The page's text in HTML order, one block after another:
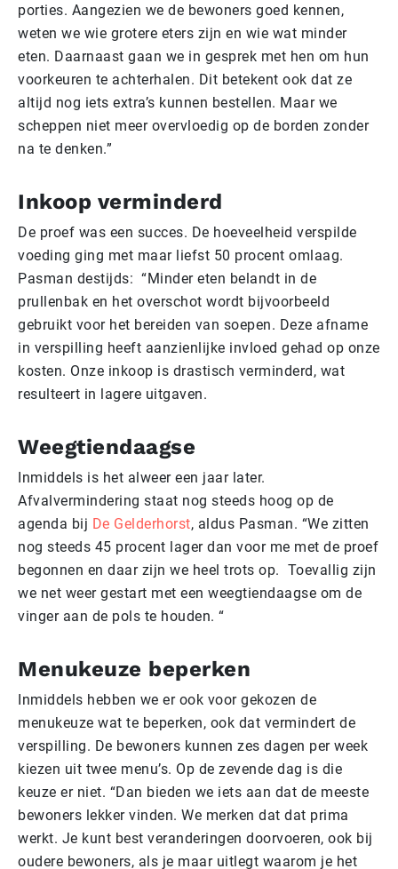
porties. Aangezien we de bewoners goed kennen,
weten we wie grotere eters zijn en wie wat minder
eten. Daarnaast gaan we in gesprek met hen om hun
voorkeuren te achterhalen. Dit betekent ook dat ze
altijd nog iets extra’s kunnen bestellen. Maar we
scheppen niet meer overvloedig op de borden zonder
na te denken.”
Inkoop verminderd
De proef was een succes. De hoeveelheid verspilde
voeding ging met maar liefst 50 procent omlaag.
Pasman destijds: “Minder eten belandt in de
prullenbak en het overschot wordt bijvoorbeeld
gebruikt voor het bereiden van soepen. Deze afname
in verspilling heeft aanzienlijke invloed gehad op onze
kosten. Onze inkoop is drastisch verminderd, wat
resulteert in lagere uitgaven.
Weegtiendaagse
Inmiddels is het alweer een jaar later.
Afvalvermindering staat nog steeds hoog op de
agenda bij De Gelderhorst, aldus Pasman. “We zitten
nog steeds 45 procent lager dan voor me met de proef
begonnen en daar zijn we heel trots op. Toevallig zijn
we net weer gestart met een weegtiendaagse om de
vinger aan de pols te houden. “
Menukeuze beperken
Inmiddels hebben we er ook voor gekozen de
menukeuze wat te beperken, ook dat vermindert de
verspilling. De bewoners kunnen zes dagen per week
kiezen uit twee menu’s. Op de zevende dag is die
keuze er niet. “Dan bieden we iets aan dat de meeste
bewoners lekker vinden. We merken dat dat prima
werkt. Je kunt best veranderingen doorvoeren, ook bij
oudere bewoners, als je maar uitlegt waarom je het